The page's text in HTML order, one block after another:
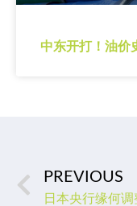
中东开打！油价
PREVIOUS